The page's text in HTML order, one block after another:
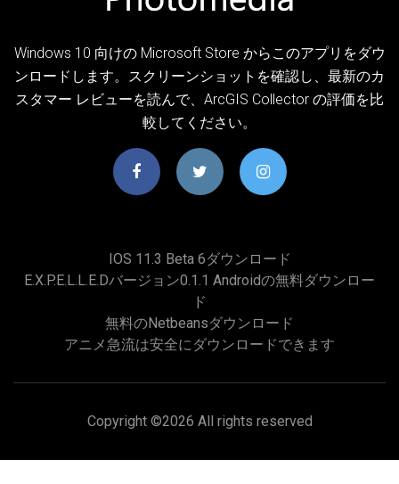
Windows 10 向けの Microsoft Store からこのアプリをダウ
ンロードします。スクリーンショットを確認し、最新のカ
スタマー レビューを読んで、ArcGIS Collector の評価を比
較してください。
IOS 11.3 Beta 6ダウンロード
E.x.p.e.l.l.e.dバージョン0.1.1 Androidの無料ダウンロー
ド
無料のnetbeansダウンロード
アニメ急流は安全にダウンロードできます
Copyright ©2026 All rights reserved